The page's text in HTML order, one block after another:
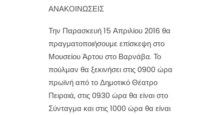
ΑΝΑΚΟΙΝΩΣΕΙΣ
Την Παρασκευή 15 Απριλίου 2016 θα
πραγματοποιήσουμε επίσκεψη στο
Μουσείου Άρτου στο Βαρνάβα. Το
πούλμαν θα ξεκινήσει στις 0900 ώρα
πρωϊνή από το Δημοτικό Θέατρο
Πειραιά, στις 0930 ώρα θα είναι στο
Σύνταγμα και στις 1000 ώρα θα είναι